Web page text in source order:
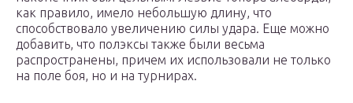
как правило, имело небольшую длину, что
способствовало увеличению силы удара. Еще можно
добавить, что полэксы также были весьма
распространены, причем их использовали не только
на поле боя, но и на турнирах.